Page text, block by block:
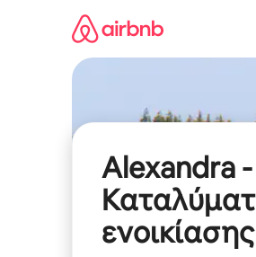
περιεχόμενο
Alexandra -
ενοικίασης